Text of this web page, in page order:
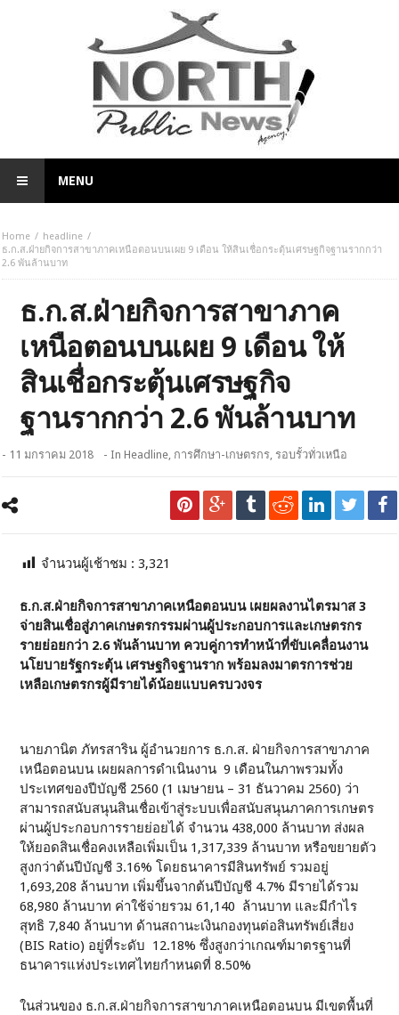
MENU
Home
headline
ธ.ก.ส.ฝ่ายกิจการสาขาภาคเหนือตอนบนเผย 9 เดือน ให้สินเชื่อกระตุ้นเศรษฐกิจฐานรากกว่า
2.6 พันล้านบาท
ธ.ก.ส.ฝ่ายกิจการสาขาภาค
เหนือตอนบนเผย 9 เดือน ให้
สินเชื่อกระตุ้นเศรษฐกิจ
ฐานรากกว่า 2.6 พันล้านบาท
- 11 มกราคม 2018 - InHeadline, การศึกษา-เกษตรกร, รอบรั้วทั่วเหนือ
จำนวนผู้เช้าชม :3,321
ธ.ก.ส.ฝ่ายกิจการสาขาภาคเหนือตอนบน เผยผลงานไตรมาส3
จ่ายสินเชื่อสู่ภาคเกษตรกรรมผ่านผู้ประกอบการและเกษตรกร
รายย่อยกว่า 2.6พันล้านบาท ควบคู่การทำหน้าที่ขับเคลื่อนงาน
นโยบายรัฐกระตุ้น เศรษฐกิจฐานราก พร้อมลงมาตรการช่วย
เหลือเกษตรกรผู้มีรายได้น้อยแบบครบวงจร
นายภานิต ภัทรสาริน ผู้อำนวยการ ธ.ก.ส. ฝ่ายกิจการสาขาภาค
เหนือตอนบน เผยผลการดำเนินงาน 9 เดือนในภาพรวมทั้ง
ประเทศของปีบัญชี 2560 (1 เมษายน – 31 ธันวาคม 2560) ว่า
สามารถสนับสนุนสินเชื่อเข้าสู่ระบบเพื่อสนับสนุนภาคการเกษตร
ผ่านผู้ประกอบการรายย่อยได้ จำนวน 438,000 ล้านบาท ส่งผล
ให้ยอดสินเชื่อคงเหลือเพิ่มเป็น 1,317,339 ล้านบาท หรือขยายตัว
สูงกว่าต้นปีบัญชี 3.16% โดยธนาคารมีสินทรัพย์ รวมอยู่
1,693,208 ล้านบาท เพิ่มขึ้นจากต้นปีบัญชี 4.7% มีรายได้รวม
68,980 ล้านบาท ค่าใช้จ่ายรวม 61,140 ล้านบาท และมีกำไร
สุทธิ 7,840 ล้านบาท ด้านสถานะเงินกองทุนต่อสินทรัพย์เสี่ยง
(BIS Ratio) อยู่ที่ระดับ 12.18% ซึ่งสูงกว่าเกณฑ์มาตรฐานที่
ธนาคารแห่งประเทศไทยกำหนดที่ 8.50%
ในส่วนของ ธ.ก.ส.ฝ่ายกิจการสาขาภาคเหนือตอนบน มีเขตพื้นที่